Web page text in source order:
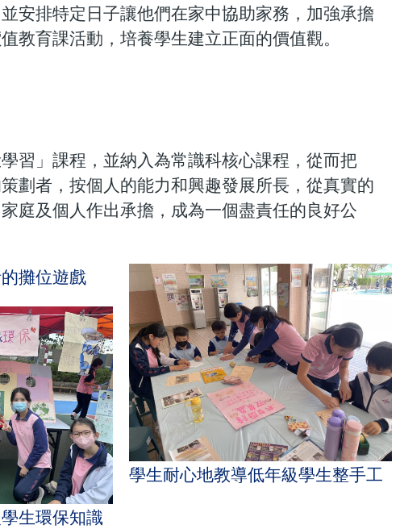
安排特定日子讓他們在家中協助家務，加強承擔
教育課活動，培養學生建立正面的價值觀。
習」課程，並納入為常識科核心課程，從而把
劃者，按個人的能力和興趣發展所長，從真實的
庭及個人作出承擔，成為一個盡責任的良好公
攤位遊戲
生環保知識
學生耐心地教導低年級學生整手工